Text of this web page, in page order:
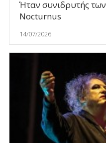
Ήταν συνιδρυτής
Nocturnus
14/07/2026